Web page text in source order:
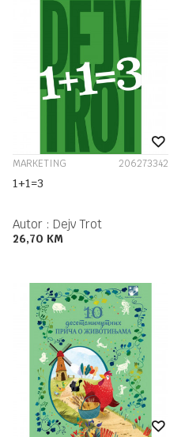
MARKETING 206273342
1+1=3
Autor : Dejv Trot
26,70 KM